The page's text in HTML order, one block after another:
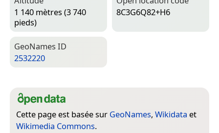
1 140 mètres (3 740
pieds)
8C3G6Q82+H6
Geo­Names ID
2532220
Cette page est basée sur GeoNames, Wikidata et
Wikimedia Commons.